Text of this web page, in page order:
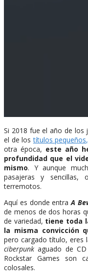
Si 2018 fue el año de los
el de lostítulos
otra época, este año
profundidad que el
mismo. Y aunque
pasajeras y sencillas,
terremotos.
Aquí es donde entraA
de menos de dos horas
de variedad, tiene toda
la misma convicción
pero cargado título, eres
ciberpunk aguado de
Rockstar Games son
colosales.